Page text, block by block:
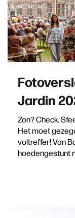
Jardin
Zon? Check.
Het moet
voltreffer! Van
hoedengestunt